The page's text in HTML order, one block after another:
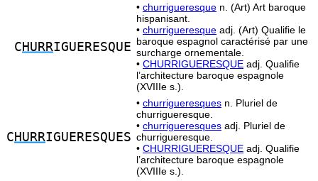
C HURRIGUERESQUE
• churrigueresque n. (Art) Art baroque
hispanisant.
• churrigueresque adj. (Art) Qualifie le
baroque espagnol caractérisé par une
surcharge ornementale.
• CHURRIGUERESQUE adj. Qualifie
l’architecture baroque espagnole
(XVIIIe s.).
C HURRIGUERESQUES
• churrigueresques n. Pluriel de
churrigueresque.
• churrigueresques adj. Pluriel de
churrigueresque.
• CHURRIGUERESQUE adj. Qualifie
l’architecture baroque espagnole
(XVIIIe s.).